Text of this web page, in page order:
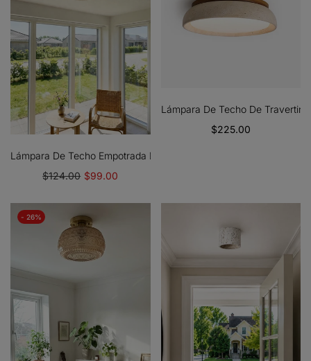
Lámpara De Techo Empotrada Dumora Drum - Pantalla De Lino,
$124.00 $99.00
Lámpara De Techo De
$225.00
- 26%